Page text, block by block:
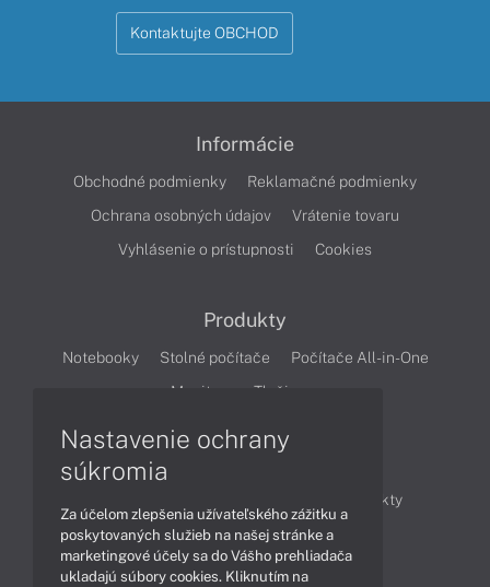
Kontaktujte OBCHOD
Informácie
Obchodné podmienky
Reklamačné podmienky
Ochrana osobných údajov
Vrátenie tovaru
Vyhlásenie o prístupnosti
Cookies
Produkty
Notebooky Stolné počítače
Počítače All-in-One
Monitory
Tlačiarne
Produkty
Technológie
Videá
Nastavenie ochrany
súkromia
Za účelom zlepšenia užívateľského zážitku a
poskytovaných služieb na našej stránke a
marketingové účely sa do Vášho prehliadača
ukladajú súbory cookies. Kliknutím na